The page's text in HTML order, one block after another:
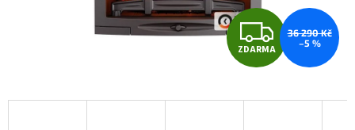
Z
D
A
ZDARMA
36 290 Kč
–5 %